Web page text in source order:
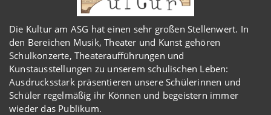
Die Kultur am ASG hat einen sehr großen Stellenwert. In
den Bereichen Musik, Theater und Kunst gehören
Schulkonzerte, Theateraufführungen und
Kunstausstellungen zu unserem schulischen Leben:
Ausdrucksstark präsentieren unsere Schülerinnen und
Schüler regelmäßig ihr Können und begeistern immer
wieder das Publikum.